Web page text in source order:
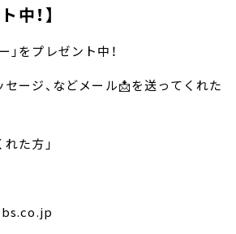
中！】
」をプレゼント中！
セージ、などメール📩を送ってくれた
た方」